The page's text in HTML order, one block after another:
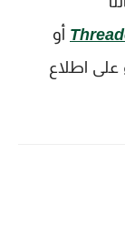
أو
على اطلاع